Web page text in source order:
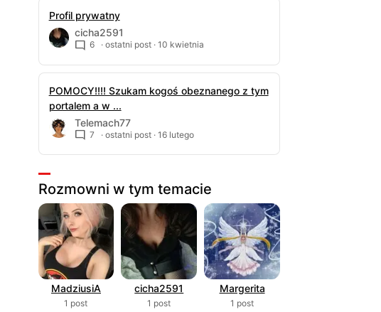
Profil prywatny
cicha2591
6 · ostatni post · 10 kwietnia
POMOCY!!!! Szukam kogoś obeznanego z tym
portalem a w ...
Telemach77
7 · ostatni post · 16 lutego
Rozmowni w tym temacie
MadziusiA
1 post
cicha2591
1 post
Margerita
1 post